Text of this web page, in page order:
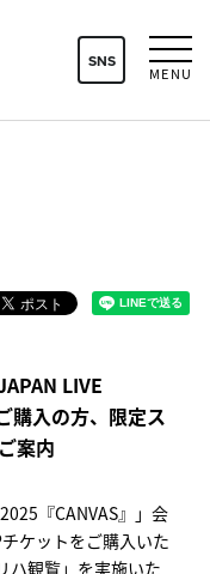
MENU
SNS
LIVE
購入の方、限定ス
案内
『CANVAS』」会
ケットをご購入いた
ハ観覧」を実施いた